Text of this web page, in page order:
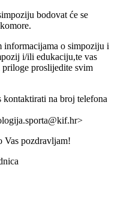
bodovat će se
informacijama o simpoziju i
i/ili edukaciju,te vas
proslijedite svim
kontaktirati na broj telefona
Vas pozdravljam!